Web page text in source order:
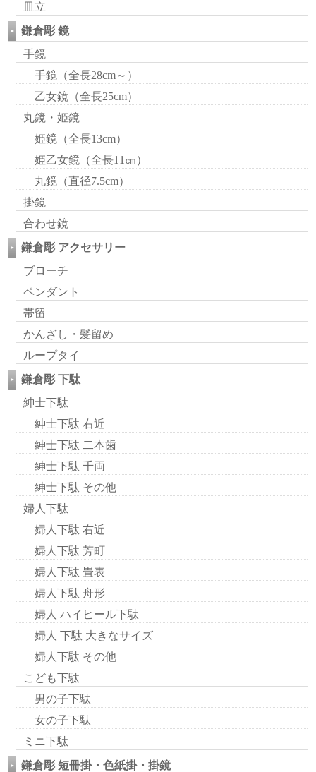
皿立
鎌倉彫 鏡
手鏡
手鏡（全長28cm～）
乙女鏡（全長25cm）
丸鏡・姫鏡
姫鏡（全長13cm）
姫乙女鏡（全長11㎝）
丸鏡（直径7.5cm）
掛鏡
合わせ鏡
鎌倉彫 アクセサリー
ブローチ
ペンダント
帯留
かんざし・髪留め
ループタイ
鎌倉彫 下駄
紳士下駄
紳士下駄 右近
紳士下駄 二本歯
紳士下駄 千両
紳士下駄 その他
婦人下駄
婦人下駄 右近
婦人下駄 芳町
婦人下駄 畳表
婦人下駄 舟形
婦人 ハイヒール下駄
婦人 下駄 大きなサイズ
婦人下駄 その他
こども下駄
男の子下駄
女の子下駄
ミニ下駄
鎌倉彫 短冊掛・色紙掛・掛鏡